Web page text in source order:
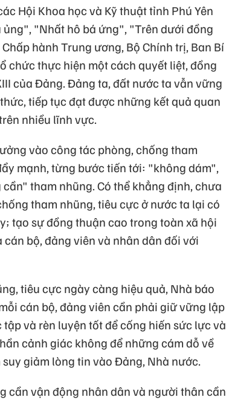
Hội Khoa học và Kỹ thuật tỉnh Phú Yên
"Nhất hô bá ứng", "Trên dưới đồng
hành Trung ương, Bộ Chính trị, Ban Bí
chức thực hiện một cách quyết liệt, đồng
của Đảng. Đảng ta, đất nước ta vẫn vững
tiếp tục đạt được những kết quả quan
nhiều lĩnh vực.
vào công tác phòng, chống tham
mạnh, từng bước tiến tới: "không dám",
tham nhũng. Có thể khẳng định, chưa
tham nhũng, tiêu cực ở nước ta lại có
tạo sự đồng thuận cao trong toàn xã hội
bộ, đảng viên và nhân dân đối với
tiêu cực ngày càng hiệu quả, Nhà báo
cán bộ, đảng viên cần phải giữ vững lập
và rèn luyện tốt để cống hiến sức lực và
cảnh giác không để những cám dỗ về
giảm lòng tin vào Đảng, Nhà nước.
cần vận động nhân dân và người thân cần